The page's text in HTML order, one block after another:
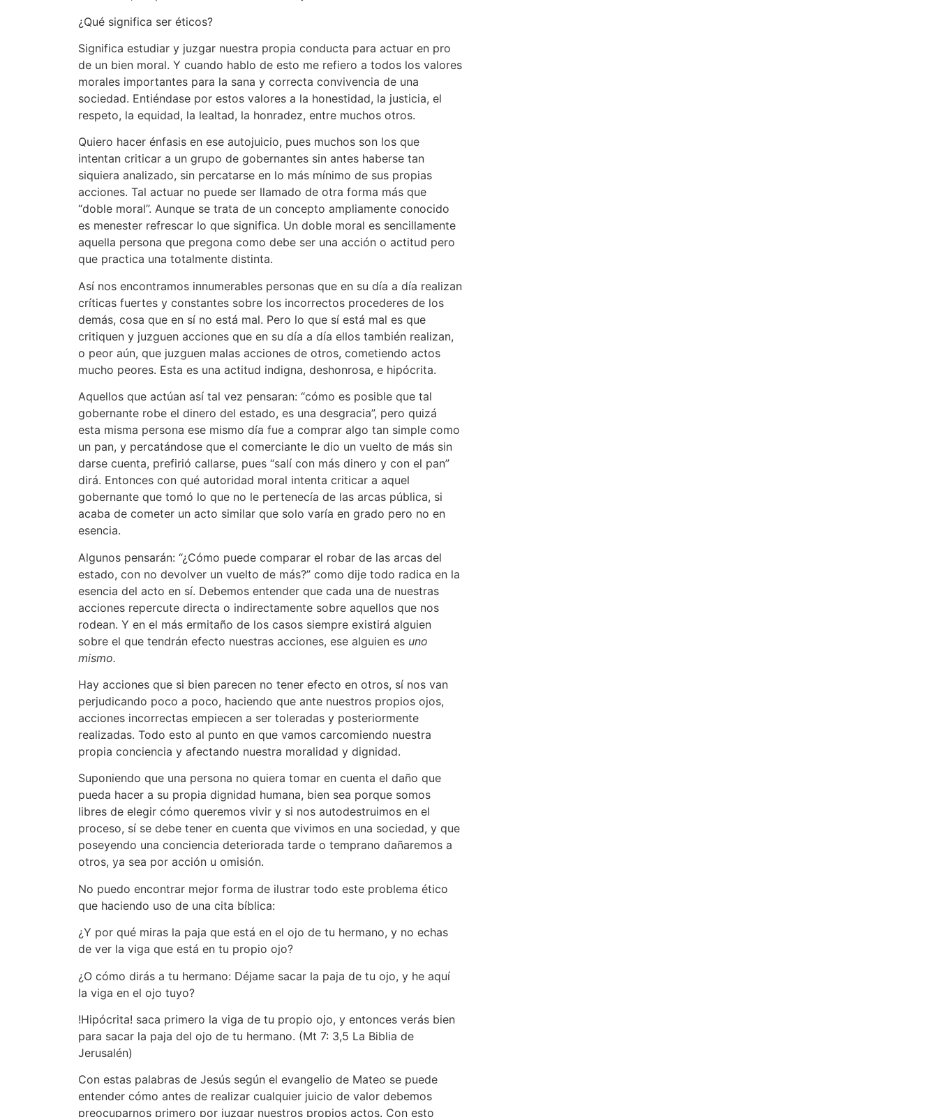
¿Qué significa ser éticos?
Significa estudiar y juzgar nuestra propia conducta para actuar en pro
de un bien moral. Y cuando hablo de esto me refiero a todos los valores
morales importantes para la sana y correcta convivencia de una
sociedad. Entiéndase por estos valores a la honestidad, la justicia, el
respeto, la equidad, la lealtad, la honradez, entre muchos otros.
Quiero hacer énfasis en ese autojuicio, pues muchos son los que
intentan criticar a un grupo de gobernantes sin antes haberse tan
siquiera analizado, sin percatarse en lo más mínimo de sus propias
acciones. Tal actuar no puede ser llamado de otra forma más que
“doble moral”. Aunque se trata de un concepto ampliamente conocido
es menester refrescar lo que significa. Un doble moral es sencillamente
aquella persona que pregona como debe ser una acción o actitud pero
que practica una totalmente distinta.
Así nos encontramos innumerables personas que en su día a día realizan
críticas fuertes y constantes sobre los incorrectos procederes de los
demás, cosa que en sí no está mal. Pero lo que sí está mal es que
critiquen y juzguen acciones que en su día a día ellos también realizan,
o peor aún, que juzguen malas acciones de otros, cometiendo actos
mucho peores. Esta es una actitud indigna, deshonrosa, e hipócrita.
Aquellos que actúan así tal vez pensaran: “cómo es posible que tal
gobernante robe el dinero del estado, es una desgracia”, pero quizá
esta misma persona ese mismo día fue a comprar algo tan simple como
un pan, y percatándose que el comerciante le dio un vuelto de más sin
darse cuenta, prefirió callarse, pues “salí con más dinero y con el pan”
dirá. Entonces con qué autoridad moral intenta criticar a aquel
gobernante que tomó lo que no le pertenecía de las arcas pública, si
acaba de cometer un acto similar que solo varía en grado pero no en
esencia.
Algunos pensarán: “¿Cómo puede comparar el robar de las arcas del
estado, con no devolver un vuelto de más?” como dije todo radica en la
esencia del acto en sí. Debemos entender que cada una de nuestras
acciones repercute directa o indirectamente sobre aquellos que nos
rodean. Y en el más ermitaño de los casos siempre existirá alguien
sobre el que tendrán efecto nuestras acciones, ese alguien es uno
mismo.
Hay acciones que si bien parecen no tener efecto en otros, sí nos van
perjudicando poco a poco, haciendo que ante nuestros propios ojos,
acciones incorrectas empiecen a ser toleradas y posteriormente
realizadas. Todo esto al punto en que vamos carcomiendo nuestra
propia conciencia y afectando nuestra moralidad y dignidad.
Suponiendo que una persona no quiera tomar en cuenta el daño que
pueda hacer a su propia dignidad humana, bien sea porque somos
libres de elegir cómo queremos vivir y si nos autodestruimos en el
proceso, sí se debe tener en cuenta que vivimos en una sociedad, y que
poseyendo una conciencia deteriorada tarde o temprano dañaremos a
otros, ya sea por acción u omisión.
No puedo encontrar mejor forma de ilustrar todo este problema ético
que haciendo uso de una cita bíblica:
¿Y por qué miras la paja que está en el ojo de tu hermano, y no echas
de ver la viga que está en tu propio ojo?
¿O cómo dirás a tu hermano: Déjame sacar la paja de tu ojo, y he aquí
la viga en el ojo tuyo?
!Hipócrita! saca primero la viga de tu propio ojo, y entonces verás bien
para sacar la paja del ojo de tu hermano. (Mt 7: 3,5 La Biblia de
Jerusalén)
Con estas palabras de Jesús según el evangelio de Mateo se puede
entender cómo antes de realizar cualquier juicio de valor debemos
preocuparnos primero por juzgar nuestros propios actos. Con esto